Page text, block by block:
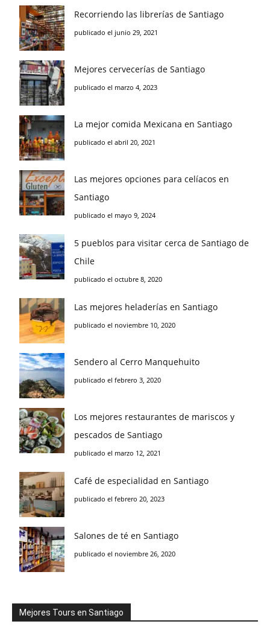
Recorriendo las librerías de Santiago
publicado el junio 29, 2021
Mejores cervecerías de Santiago
publicado el marzo 4, 2023
La mejor comida Mexicana en Santiago
publicado el abril 20, 2021
Las mejores opciones para celíacos en
Santiago
publicado el mayo 9, 2024
5 pueblos para visitar cerca de Santiago de
Chile
publicado el octubre 8, 2020
Las mejores heladerías en Santiago
publicado el noviembre 10, 2020
Sendero al Cerro Manquehuito
publicado el febrero 3, 2020
Los mejores restaurantes de mariscos y
pescados de Santiago
publicado el marzo 12, 2021
Café de especialidad en Santiago
publicado el febrero 20, 2023
Salones de té en Santiago
publicado el noviembre 26, 2020
Mejores Tours en Santiago